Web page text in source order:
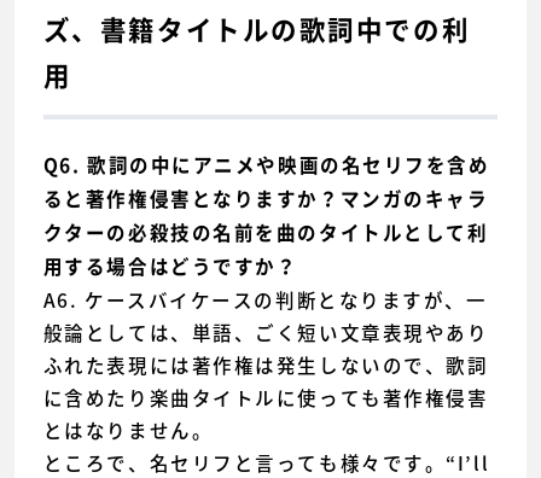
ズ、書籍タイトルの歌詞中での利
用
Q6. 歌詞の中にアニメや映画の名セリフを含め
ると著作権侵害となりますか？マンガのキャラ
クターの必殺技の名前を曲のタイトルとして利
用する場合はどうですか？
A6. ケースバイケースの判断となりますが、一
般論としては、単語、ごく短い文章表現やあり
ふれた表現には著作権は発生しないので、歌詞
に含めたり楽曲タイトルに使っても著作権侵害
とはなりません。
ところで、名セリフと言っても様々です。“I’ll